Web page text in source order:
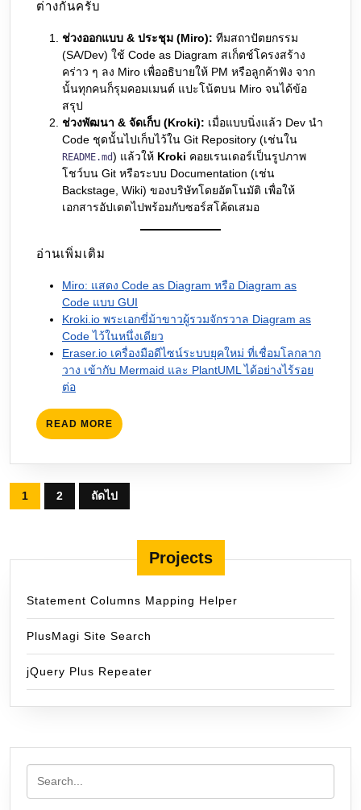
ต่างกันครับ
ช่วงออกแบบ & ประชุม (Miro): ทีมสถาปัตยกรรม
(SA/Dev) ใช้ Code as Diagram สเก็ตช์โครงสร้าง
คร่าว ๆ ลง Miro เพื่ออธิบายให้ PM หรือลูกค้าฟัง จาก
นั้นทุกคนก็รุมคอมเมนต์ แปะโน้ตบน Miro จนได้ข้อ
สรุป
ช่วงพัฒนา & จัดเก็บ (Kroki): เมื่อแบบนิ่งแล้ว Dev นำ
Code ชุดนั้นไปเก็บไว้ใน Git Repository (เช่นใน
README.md) แล้วให้ Kroki คอยเรนเดอร์เป็นรูปภาพ
โชว์บน Git หรือระบบ Documentation (เช่น
Backstage, Wiki) ของบริษัทโดยอัตโนมัติ เพื่อให้
เอกสารอัปเดตไปพร้อมกับซอร์สโค้ดเสมอ
อ่านเพิ่มเติม
Miro: แสดง Code as Diagram หรือ Diagram as
Code แบบ GUI
Kroki.io พระเอกขี่ม้าขาวผู้รวมจักรวาล Diagram as
Code ไว้ในหนึ่งเดียว
Eraser.io เครื่องมือดีไซน์ระบบยุคใหม่ ที่เชื่อมโลกลาก
วาง เข้ากับ Mermaid และ PlantUML ได้อย่างไร้รอย
ต่อ
READ MORE READ
MORE
Posts
pagination
1 2 ถัดไป
Projects
Statement Columns Mapping Helper
PlusMagi Site Search
jQuery Plus Repeater